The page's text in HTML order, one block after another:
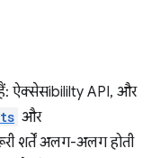
ऐक्सेसibililty API, और
और
शर्तें अलग-अलग होती